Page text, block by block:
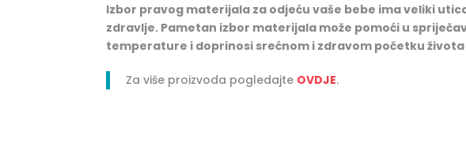
Izbor pravog materijala za odjeću vaše bebe ima veliki
zdravlje. Pametan izbor materijala može pomoći u
temperature i doprinosi srećnom i zdravom početku života
Za više proizvoda pogledajte OVDJE.